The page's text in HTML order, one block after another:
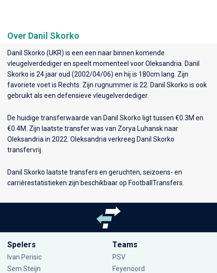
Over Danil Skorko
Danil Skorko (UKR) is een een naar binnen komende
vleugelverdediger en speelt momenteel voorOleksandria . Danil
Skorko is 24 jaar oud (2002/04/06) en hij is 180cm lang. Zijn
favoriete voet is Rechts. Zijn rugnummer is 22. Danil Skorko is ook
gebruikt als een defensieve vleugelverdediger.
De huidige transferwaarde van Danil Skorko ligt tussen €0.3M en
€0.4M. Zijn laatste transfer was van Zorya Luhansk naar
Oleksandria in 2022. Oleksandria verkreeg Danil Skorko
transfervrij.
Danil Skorko laatste transfers en geruchten, seizoens- en
carrièrestatistieken zijn beschikbaar op FootballTransfers.
Spelers
Ivan Perisic
Sem Steijn
Teams
PSV
Feyenoord